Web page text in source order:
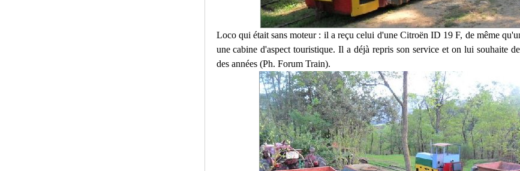
Loco qui était sans moteur : il a reçu celui d'une Citroën ID 19 F, de même
une cabine d'aspect touristique. Il a déjà repris son service et on lui souhaite
des années (Ph. Forum Train).